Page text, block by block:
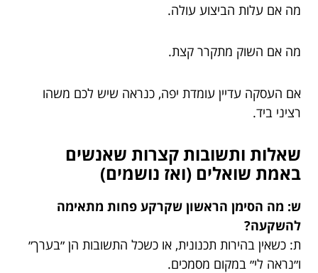
מה אם עלות הביצוע עולה.
מה אם השוק מתקרר קצת.
אם העסקה עדיין עומדת יפה, כנראה שיש לכם משהו
רציני ביד.
שאלות ותשובות קצרות שאנשים
באמת שואלים (ואז נושמים)
ש: מה הסימן הראשון שקרקע פחות מתאימה
להשקעה?
ת: כשאין בהירות תכנונית, או כשכל התשובות הן ״בערך״
ו״נראה לי״ במקום מסמכים.